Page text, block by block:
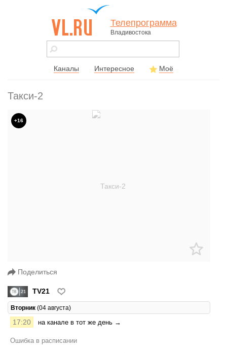
vl.ru - сайт
города
Телепрограмма
Владивостока
Каналы Интересное Моё
Такси-2
+16
Поделиться
TV21
Вторник (04 августа)
17:20 на канале в тот же день →
Ошибка в расписании